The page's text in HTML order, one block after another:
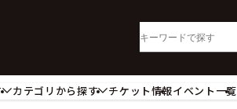
カテゴリから探す
チケット情報イベント一覧